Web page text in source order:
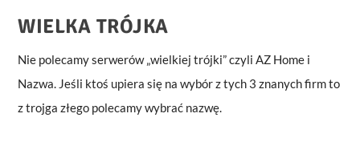
WIELKA TRÓJKA
Nie polecamy serwerów „wielkiej trójki” czyli AZ Home i
Nazwa. Jeśli ktoś upiera się na wybór z tych 3 znanych firm to
z trojga złego polecamy wybrać nazwę.